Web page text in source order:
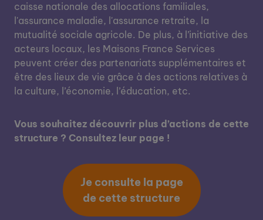
caisse nationale des allocations familiales,
l'assurance maladie, l'assurance retraite, la
mutualité sociale agricole. De plus, à l’initiative des
acteurs locaux, les Maisons France Services
peuvent créer des partenariats supplémentaires et
être des lieux de vie grâce à des actions relatives à
la culture, l’économie, l’éducation, etc.
Vous souhaitez découvrir plus d’actions de cette
structure ? Consultez leur page !
Je consulte la page
de cette structure